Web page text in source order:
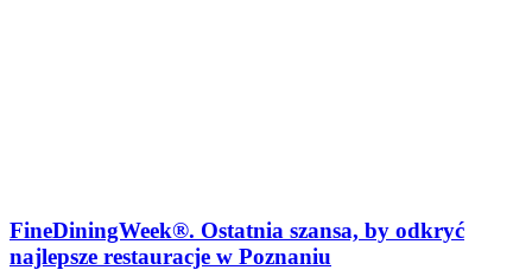
FineDiningWeek®. Ostatnia szansa, by odkryć
najlepsze restauracje w Poznaniu